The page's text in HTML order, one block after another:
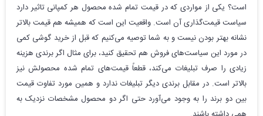
است؟ یکی از مواردی که در قیمت تمام شده محصول هر کمپانی تاثیر دارد
سیاست قیمت‌گذاری آن است. واقعیت این است که همیشه هم قیمت بالاتر
نشانه بهتر بودن نیست و به شما توصیه می‌کنیم که قبل از خرید گوشی کمی
در مورد این سیاست‌های فروش هم تحقیق کنید، برای مثال اگر برندی هزینه
زیادی را صرف تبلیغات می‌کند، قطعاً قیمت‌های تمام شده محصولش نیز
بالاتر است. در مقابل برندی دیگر تبلیغات ندارد و همین مورد تفاوت قیمت
بین دو برند را به وجود می‌آورد حتی اگر دو محصول مشخصات نزدیک به